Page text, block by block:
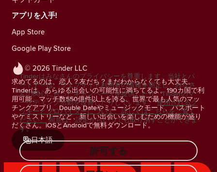
© 2026 Tinder LLC
求めてるのは、恋人？友だち？まだわからなくても大丈夫。
Tinderは、あらゆる出会いの可能性に満ちてるよ。190カ国で利
用可能、マッチ数550億件以上を誇る、世界で最も人気のマッ
チングアプリ。Double Dateやミュージックモード、パスポート
やケミストリーなど、新しい出会いを楽しむための機能が盛り
だくさん。iOSとAndroidで無料ダウンロード。
日本語
アプリを入手!
App Store
Google Play Store
Tinderはみなさんのプライバシーを尊重します。当社とパ
ートナーは、ウェブサイト利用者の情報を測定し、みなさ
んの関心に合ったキャンペーンを提供したり、Tinderのマ
ーケティング活動を改善したりしています。 使用されるク
ッキーとプロバイダーについて、詳しくはこちらをご覧く
ださい。 同意は、設定からいつでも取り消すことができま
す。
許可する